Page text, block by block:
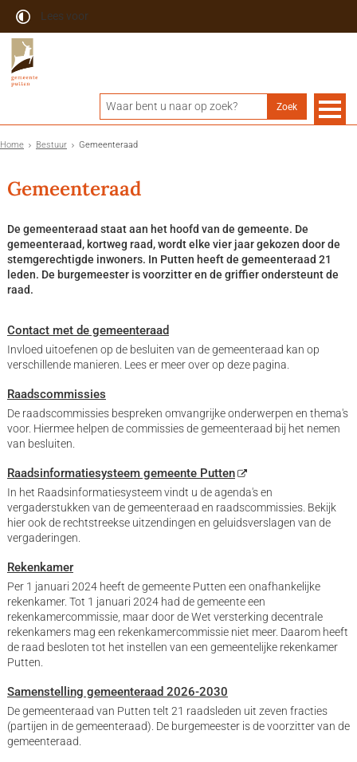
Lees voor
Home Bestuur Gemeenteraad
Gemeenteraad
De gemeenteraad staat aan het hoofd van de gemeente. De
gemeenteraad, kortweg raad, wordt elke vier jaar gekozen door de
stemgerechtigde inwoners. In Putten heeft de gemeenteraad 21
leden. De burgemeester is voorzitter en de griffier ondersteunt de
raad.
Contact met de gemeenteraad
Invloed uitoefenen op de besluiten van de gemeenteraad kan op
verschillende manieren. Lees er meer over op deze pagina.
Raadscommissies
De raadscommissies bespreken omvangrijke onderwerpen en thema's
voor. Hiermee helpen de commissies de gemeenteraad bij het nemen
van besluiten.
Raadsinformatiesysteem gemeente Putten
In het Raadsinformatiesysteem vindt u de agenda's en
vergaderstukken van de gemeenteraad en raadscommissies. Bekijk
hier ook de rechtstreekse uitzendingen en geluidsverslagen van de
vergaderingen.
Rekenkamer
Per 1 januari 2024 heeft de gemeente Putten een onafhankelijke
rekenkamer. Tot 1 januari 2024 had de gemeente een
rekenkamercommissie, maar door de Wet versterking decentrale
rekenkamers mag een rekenkamercommissie niet meer. Daarom heeft
de raad besloten tot het instellen van een gemeentelijke rekenkamer
Putten.
Samenstelling gemeenteraad 2026-2030
De gemeenteraad van Putten telt 21 raadsleden uit zeven fracties
(partijen in de gemeenteraad). De burgemeester is de voorzitter van de
gemeenteraad.